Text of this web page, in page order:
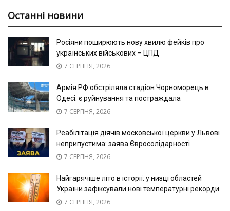
Останні новини
Росіяни поширюють нову хвилю фейків про
українських військових – ЦПД
7 СЕРПНЯ, 2026
Армія РФ обстріляла стадіон Чорноморець в
Одесі: є руйнування та постраждала
7 СЕРПНЯ, 2026
Реабілітація діячів московської церкви у Львові
неприпустима: заява Євросолідарності
7 СЕРПНЯ, 2026
Найгарячіше літо в історії: у низці областей
України зафіксували нові температурні рекорди
7 СЕРПНЯ, 2026